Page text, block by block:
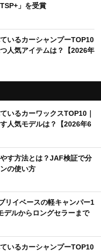
」を受賞
いるカーシャンプーTOP10
人気アイテムは？【2026年
いるカーワックスTOP10｜
人気モデルは？【2026年6
す方法とは？JAF検証で分
の使い方
リイベースの軽キャンパー1
デルからロングセラーまで
いるカーシャンプーTOP10